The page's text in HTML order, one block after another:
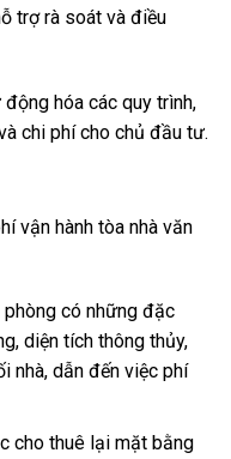
trợ rà soát và điều
hóa các quy trình,
chi phí cho chủ đầu tư.
vận hành tòa nhà văn
có những đặc
diện tích thông thủy,
nhà, dẫn đến việc phí
cho thuê lại mặt bằng